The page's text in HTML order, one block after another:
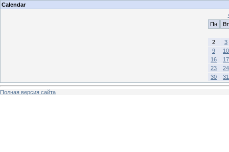
Calendar
Пн
Вт
2
3
9
10
16
17
23
24
30
31
Полная версия сайта